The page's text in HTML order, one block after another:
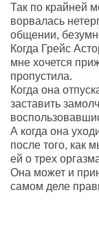
Так по крайней
ворвалась
общении,
Когда Грейс
мне хочется
пропустила.
Когда она
заставить
А когда она
после того, как
ей о трех
Она может и
самом деле